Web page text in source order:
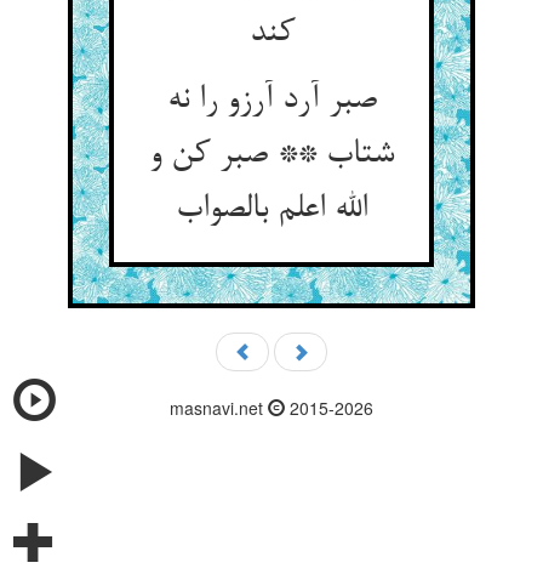
کند
صبر آرد آرزو را نه
شتاب ** صبر کن و
masnavi.net 2015-2026